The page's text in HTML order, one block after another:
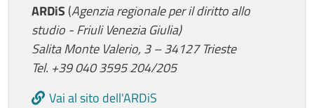
ARDiS (Agenzia regionale per il diritto allo
studio - Friuli Venezia Giulia)
Salita Monte Valerio, 3 – 34127 Trieste
Tel. +39 040 3595 204/205
Vai al sito dell'ARDiS